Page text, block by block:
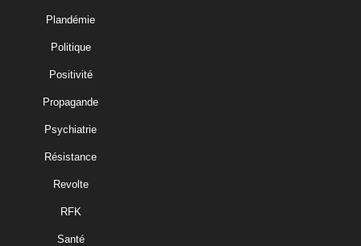
Plandémie
Politique
Positivité
Propagande
Psychiatrie
Résistance
Revolte
RFK
Santé